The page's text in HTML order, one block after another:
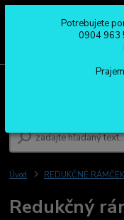
0904 963 527
Po - Pia: 08:00 - 16:00
Úvod REDUKČNÉ
Redukčný
Potrebujete
0904 963